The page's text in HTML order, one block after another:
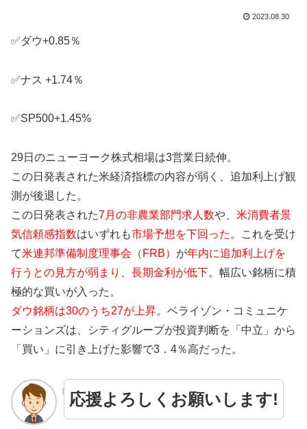
2023.08.30
✅ダウ+0.85％
✅ナス +1.74％
✅SP500+1.45%
29日のニューヨーク株式相場は3営業日続伸。
この日発表された米経済指標の内容が弱く、追加利上げ観
測が後退した。
この日発表された7月の非農業部門求人数や、 米消費者景
気信頼感指数はいずれも市場予想を下回った 。これを受け
て米連邦準備制度理事会（FRB） が年内に追加利上げを
行うとの見方が弱まり、長期金利が低下。幅広い銘柄に積
極的な買いが入った。
ダウ銘柄は30のうち27が上昇。ベライゾン・コミュニケ
ーションズは、シティグループが投資判断を「中立」から
「買い」に引き上げた影響で3．4％高だった。
応援よろしくお願いします!